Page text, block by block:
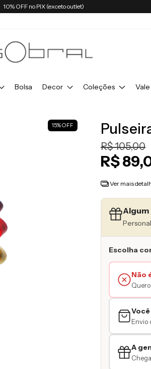
10% OFF no PIX (exceto outlet)
Bolsa Decor Coleções
15%OFF
R$ 105,00
R$
Ver mais
Escolha
Não
Envio
A